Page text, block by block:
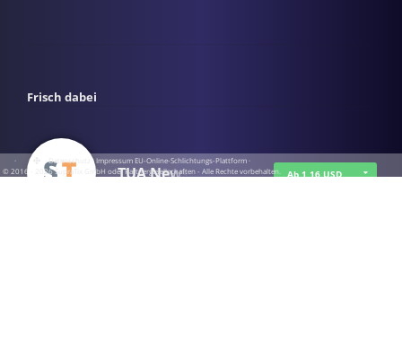
Frisch dabei
TUA News Ab 1,16 USD
· · ·Datenschutz ·Impressum EU-Online-Schlichtungs-Plattform·
© 2016 - 2026 SupraTix GmbH oder Partnergesellschaften - Alle Rechte vorbehalten.